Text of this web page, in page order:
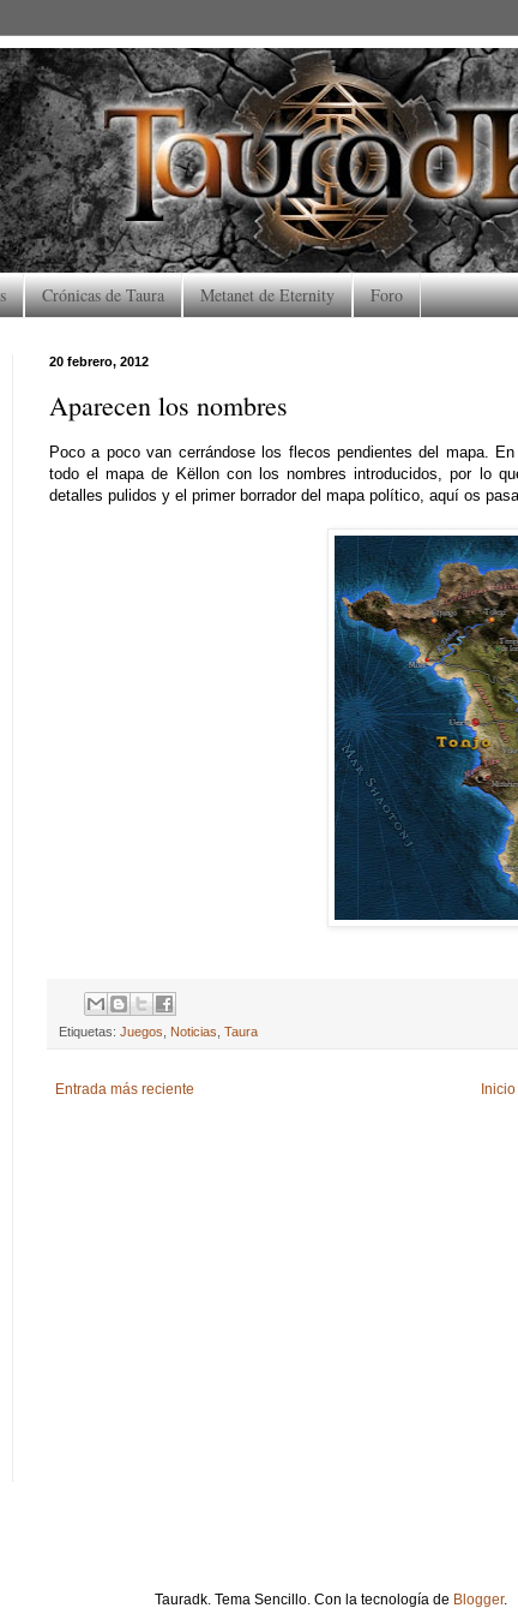
Crónicas de Taura Metanet de Eternity Foro
20 febrero, 2012
Aparecen los nombres
Poco a poco van cerrándose los flecos pendientes del mapa.
todo el mapa de Këllon con los nombres introducidos, por lo
detalles pulidos y el primer borrador del mapa político, aquí os
Etiquetas: Juegos Noticias Taura
Entrada más reciente Inicio
Tauradk. Tema Sencillo. Con la tecnología de Blogger.